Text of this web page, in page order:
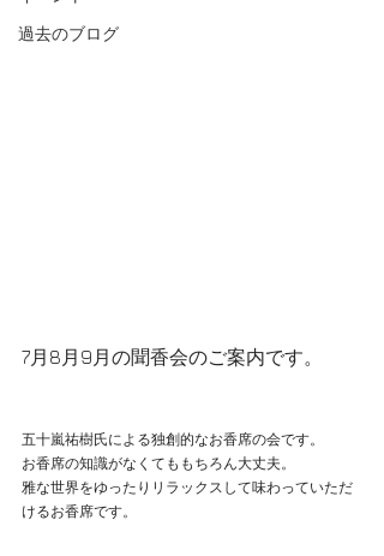
過去のブログ
7月8月9月の聞香会のご案内です。
五十嵐祐樹氏による独創的なお香席の会です。
お香席の知識がなくてももちろん大丈夫。
雅な世界をゆったりリラックスして味わっていただ
けるお香席です。